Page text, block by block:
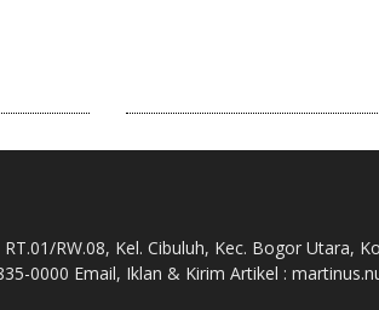
RW.08, Kel. Cibuluh, Kec. Bogor Utara,
0000 Email, Iklan & Kirim Artikel :